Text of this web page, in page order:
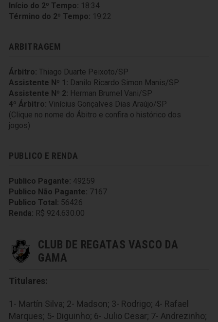
Início do 2º Tempo: 18:34
Término do 2º Tempo: 19:22
ARBITRAGEM
Árbitro: Thiago Duarte Peixoto/SP
Assistente Nº 1: Danilo Ricardo Simon Manis/SP
Assistente Nº 2: Herman Brumel Vani/SP
4º Árbitro: Vinícius Gonçalves Dias Araújo/SP
(Clique no nome do Ábitro e confira o histórico dos
jogos)
PUBLICO E RENDA
Publico Pagante: 49259
Publico Não Pagante: 7167
Publico Total: 56426
Renda: R$ 924.630.00
CLUB DE REGATAS VASCO DA
GAMA
Titulares:
1- Martín Silva; 2- Madson; 3- Rodrigo; 4- Rafael
Marques; 5- Diguinho; 6- Julio Cesar; 7- Andrezinho;